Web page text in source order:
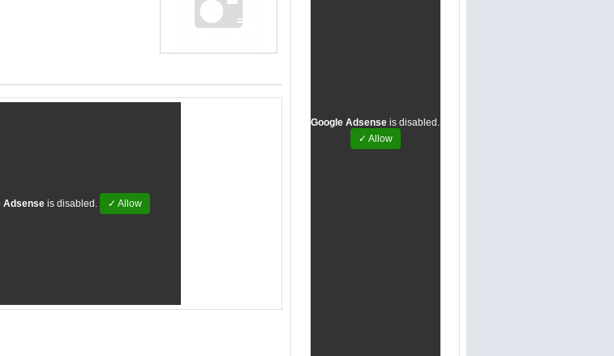
Adsense is disabled. ✓ Allow
Google Adsense is disabled.
✓ Allow